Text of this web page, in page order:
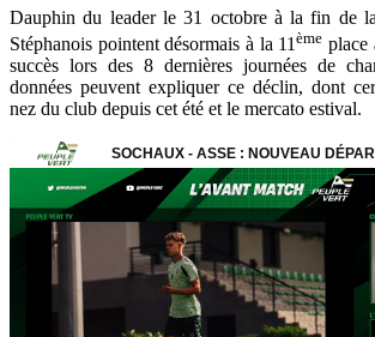
Dauphin du leader le 31 octobre à la fin de
Stéphanois pointent désormais à la 11ème place
succès lors des 8 dernières journées de
données peuvent expliquer ce déclin, dont
nez du club depuis cet été et le mercato estival.